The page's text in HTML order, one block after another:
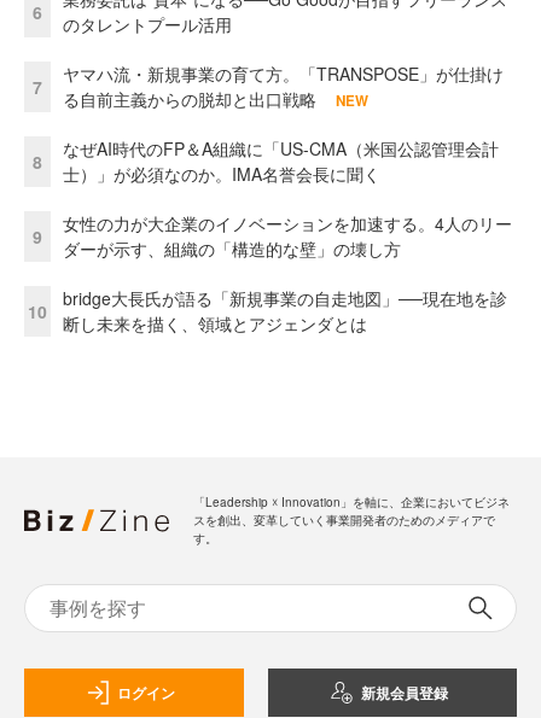
6
のタレントプール活用
7
ヤマハ流・新規事業の育て方。「TRANSPOSE」が仕掛け
る自前主義からの脱却と出口戦略
NEW
8
なぜAI時代のFP＆A組織に「US-CMA（米国公認管理会計
士）」が必須なのか。IMA名誉会長に聞く
9
女性の力が大企業のイノベーションを加速する。4人のリー
ダーが示す、組織の「構造的な壁」の壊し方
10
bridge大長氏が語る「新規事業の自走地図」──現在地を診
断し未来を描く、領域とアジェンダとは
「Leadership ☓ Innovation」を軸に、企業においてビジネ
スを創出、変革していく事業開発者のためのメディアで
す。
ログイン 新規会員登録